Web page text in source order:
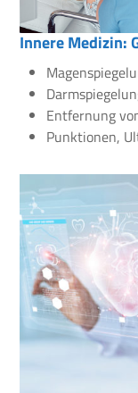
Innere Medizin:
Entfernung
Punktionen,